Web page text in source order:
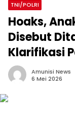
TNI/POLRI
Hoaks,
Disebut
Klarifikasi
Amunisi News
6 Mei 2026